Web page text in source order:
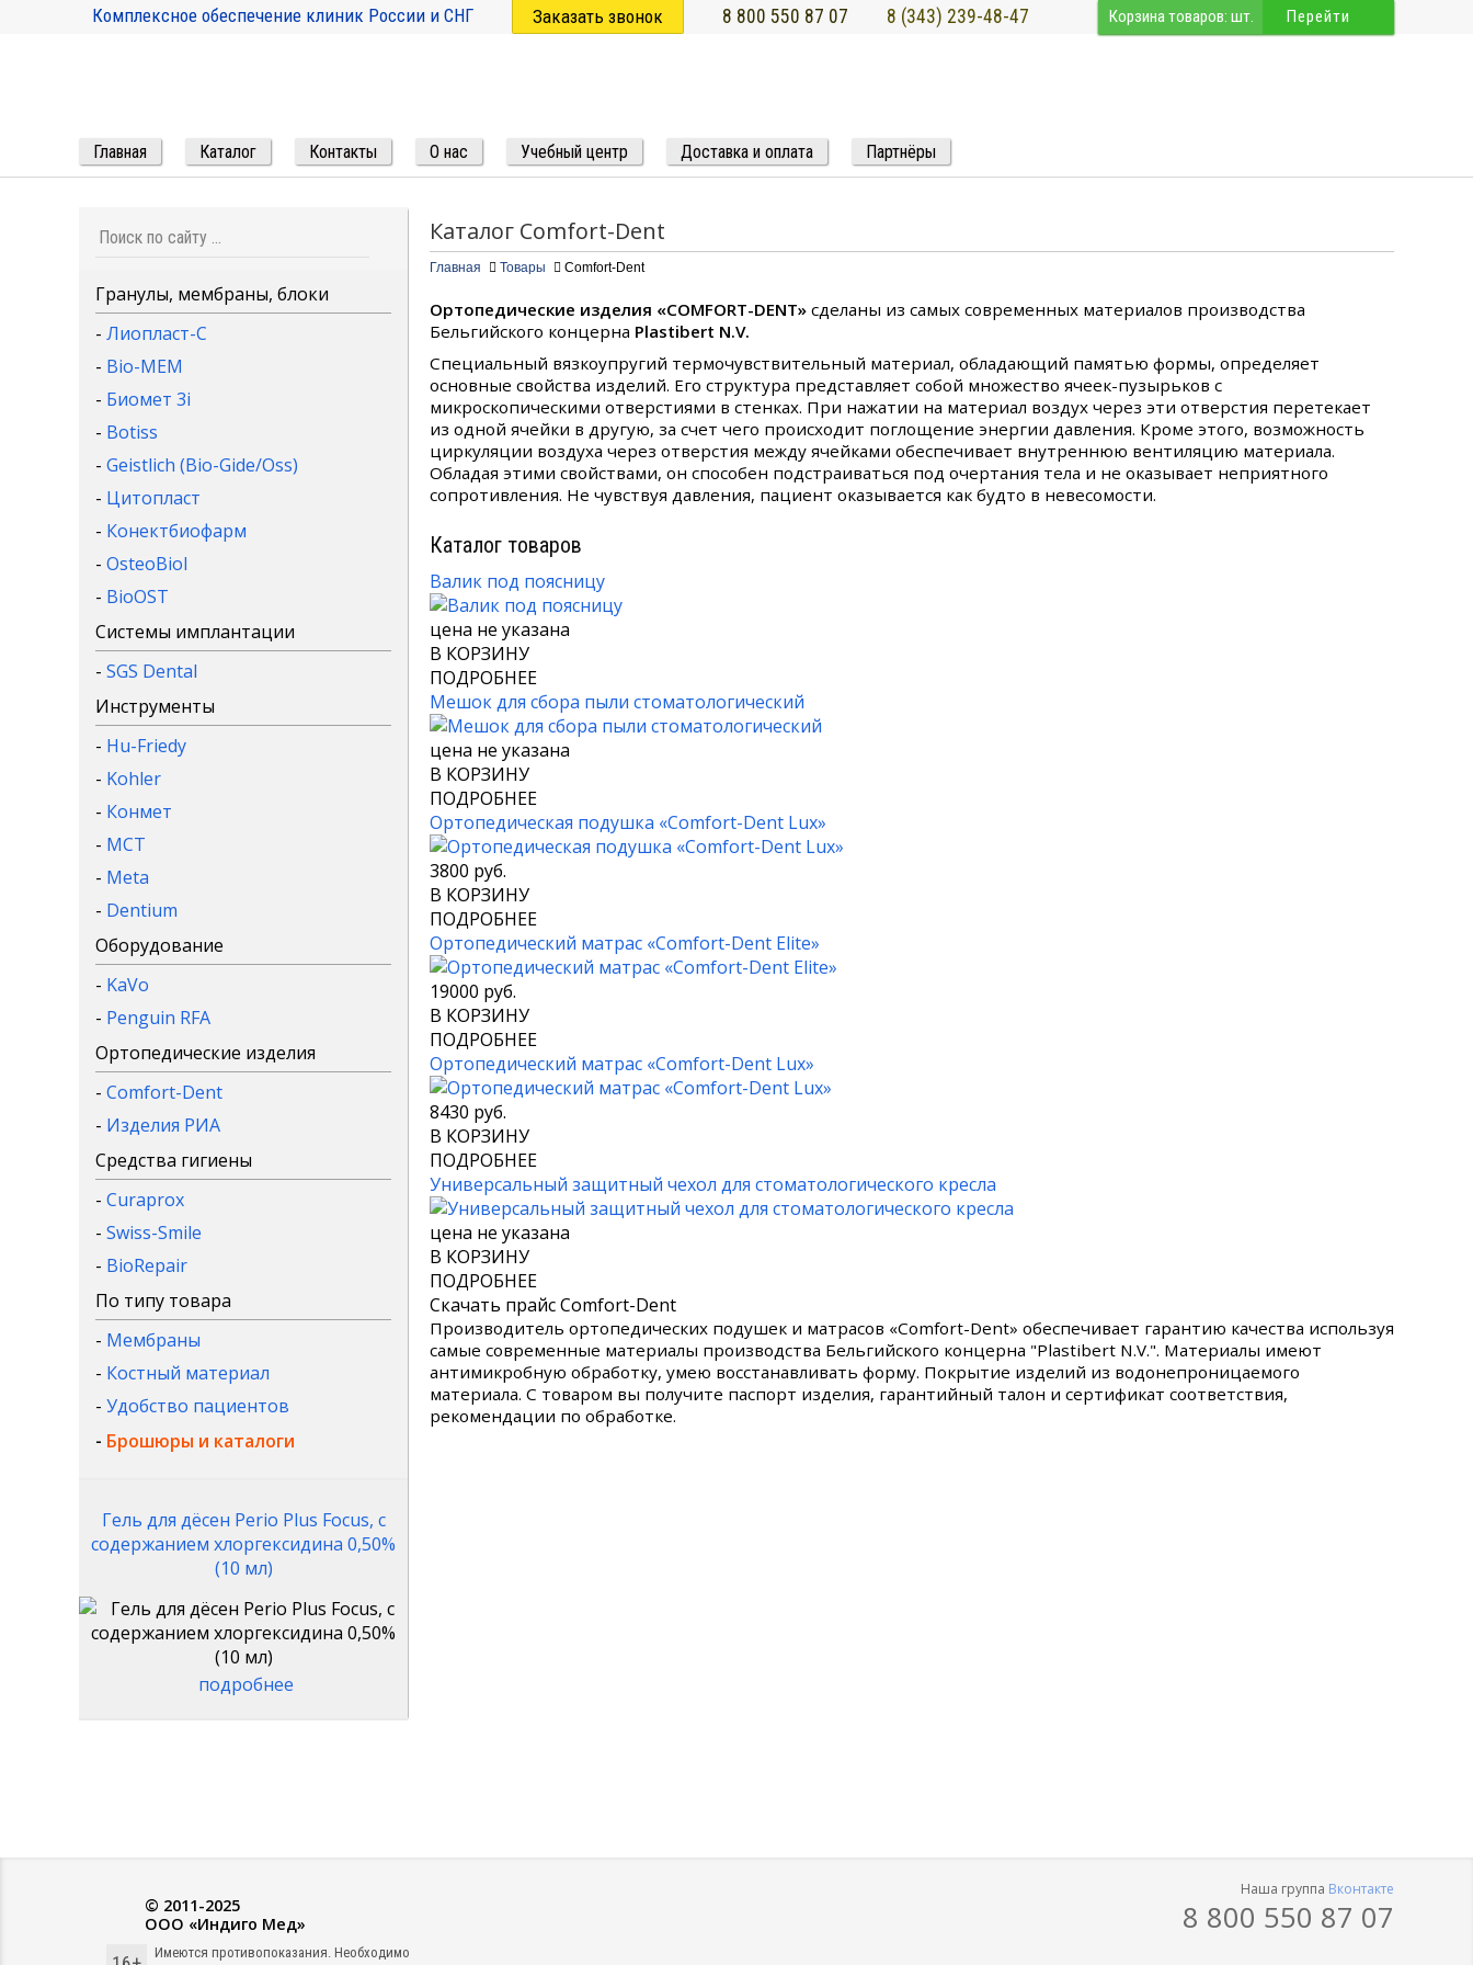
Перейти
Корзина товаров: шт.
Комплексное обеспечение клиник России и СНГ Заказать звонок 8 800 550 87 07 8 (343) 239-48-47
Главная Каталог Контакты О нас Учебный центр Доставка и оплата Партнёры
Каталог Comfort-Dent
Главная Товары Comfort-Dent
Ортопедические изделия «COMFORT-DENT» сделаны из самых современных материалов производства
Бельгийского концерна Plastibert N.V.
Специальный вязкоупругий термочувствительный материал, обладающий памятью формы, определяет
основные свойства изделий. Его структура представляет собой множество ячеек-пузырьков с
микроскопическими отверстиями в стенках. При нажатии на материал воздух через эти отверстия перетекает
из одной ячейки в другую, за счет чего происходит поглощение энергии давления. Кроме этого, возможность
циркуляции воздуха через отверстия между ячейками обеспечивает внутреннюю вентиляцию материала.
Обладая этими свойствами, он способен подстраиваться под очертания тела и не оказывает неприятного
сопротивления. Не чувствуя давления, пациент оказывается как будто в невесомости.
Каталог товаров
Валик под поясницу
цена не указана
В КОРЗИНУ
ПОДРОБНЕЕ
Мешок для сбора пыли стоматологический
цена не указана
В КОРЗИНУ
ПОДРОБНЕЕ
Ортопедическая подушка «Comfort-Dent Lux»
3800 руб.
В КОРЗИНУ
ПОДРОБНЕЕ
Ортопедический матрас «Comfort-Dent Elite»
19000 руб.
В КОРЗИНУ
ПОДРОБНЕЕ
Ортопедический матрас «Comfort-Dent Lux»
8430 руб.
В КОРЗИНУ
ПОДРОБНЕЕ
Универсальный защитный чехол для стоматологического кресла
цена не указана
В КОРЗИНУ
ПОДРОБНЕЕ
Скачать прайс Comfort-Dent
Производитель ортопедических подушек и матрасов «Comfort-Dent» обеспечивает гарантию качества используя
самые современные материалы производства Бельгийского концерна "Plastibert N.V.". Материалы имеют
антимикробную обработку, умею восстанавливать форму. Покрытие изделий из водонепроницаемого
материала. С товаром вы получите паспорт изделия, гарантийный талон и сертификат соответствия,
рекомендации по обработке.
Гранулы, мембраны, блоки
- Лиопласт-С
- Bio-MEM
- Биомет 3i
- Botiss
- Geistlich (Bio-Gide/Oss)
- Цитопласт
- Конектбиофарм
- OsteoBiol
- BioOST
Системы имплантации
- SGS Dental
Инструменты
- Hu-Friedy
- Kohler
- Конмет
- MCT
- Meta
- Dentium
Оборудование
- KaVo
- Penguin RFA
Ортопедические изделия
- Comfort-Dent
- Изделия РИА
Средства гигиены
- Curaprox
- Swiss-Smile
- BioRepair
По типу товара
- Мембраны
- Костный материал
- Удобство пациентов
- Брошюры и каталоги
Гель для дёсен Perio Plus Focus, с
содержанием хлоргексидина 0,50%
(10 мл)
подробнее
Наша группа Вконтакте
8 800 550 87 07
© 2011-2025
ООО «Индиго Мед»
Имеются противопоказания. Необходимо